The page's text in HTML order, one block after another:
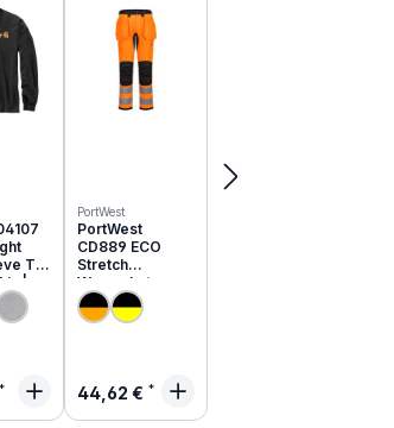
T-
|
Preis:
PortWest
PortWest
CD889 ECO
Stretch
Warnschutz
Hose aus
recyceltem PES
Regulärer Preis:
44,62 €